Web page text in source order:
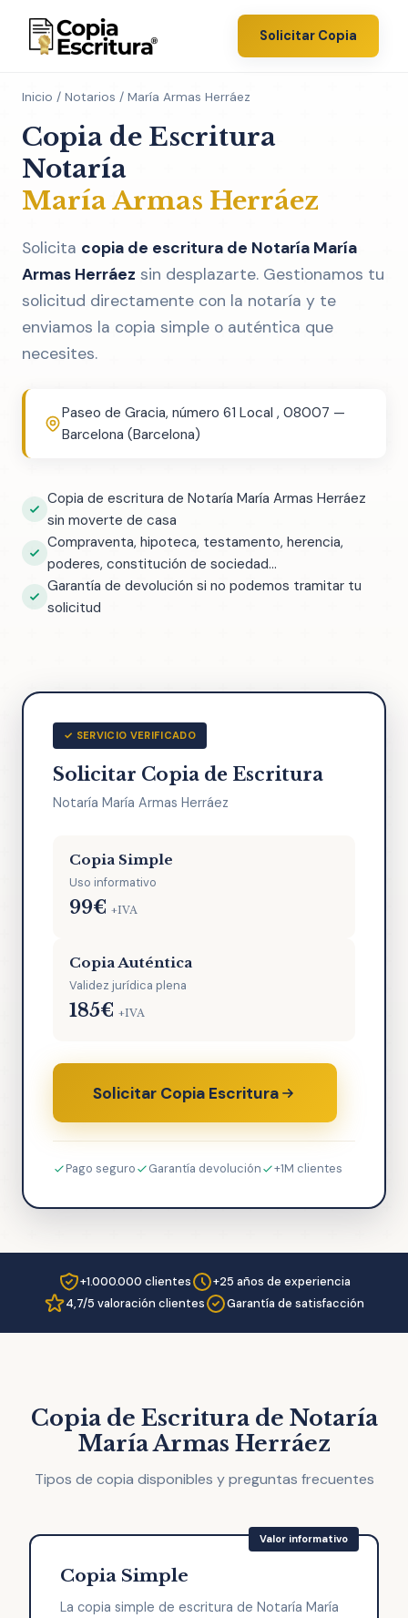
Solicitar Copia
Inicio / Notarios / María Armas Herráez
Copia de Escritura
Notaría
María Armas Herráez
Solicita copia de escritura de Notaría María
Armas Herráez sin desplazarte. Gestionamos tu
solicitud directamente con la notaría y te
enviamos la copia simple o auténtica que
necesites.
Paseo de Gracia, número 61 Local , 08007 —
Barcelona (Barcelona)
Copia de escritura de Notaría María Armas Herráez
sin moverte de casa
Compraventa, hipoteca, testamento, herencia,
poderes, constitución de sociedad...
Garantía de devolución si no podemos tramitar tu
solicitud
✓ SERVICIO VERIFICADO
Solicitar Copia de Escritura
Notaría María Armas Herráez
Copia Simple
Uso informativo
99€ +IVA
Copia Auténtica
Validez jurídica plena
185€ +IVA
Solicitar Copia Escritura
Pago seguro Garantía devolución +1M clientes
+1.000.000 clientes
+25 años de experiencia
4,7/5 valoración clientes
Garantía de satisfacción
Copia de Escritura de Notaría
María Armas Herráez
Tipos de copia disponibles y preguntas frecuentes
Copia Simple
La copia simple de escritura de Notaría María